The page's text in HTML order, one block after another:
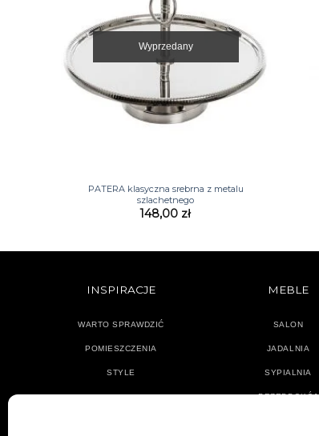
Wyprzedany
PATERA klasyczna srebrna z metalu
szlachetnego
148,00 zł
INSPIRACJE
WARTO SPRAWDZIĆ
POMIESZCZENIA
STYLE
MEBLE
SALON
JADALNIA
SYPIALNIA
PRZEDPOKÓJ